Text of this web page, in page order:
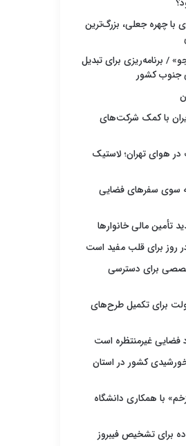
دلاری با چهره جعلی، بزرگ‌ترین
/ برنامه‌ریزی برای تبدیل
جنوب کشور
با کمک شرکت‌های
در هوای تهران؛ لاستیک
سوی سفرهای فضایی
تأمین مالی خانوارها
روز برای قلب مفید است
برای دسترسی
برای تکمیل طرح‌های
فضایی غیرمنتظره است
کشور در استان
با همکاری دانشگاه
برای تشخیص فیبروز